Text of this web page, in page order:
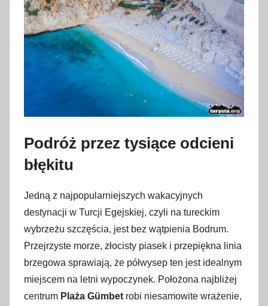
Podróż przez tysiące odcieni
błękitu
Jedną z najpopularniejszych wakacyjnych
destynacji w Turcji Egejskiej, czyli na tureckim
wybrzeżu szczęścia, jest bez wątpienia Bodrum.
Przejrzyste morze, złocisty piasek i przepiękna linia
brzegowa sprawiają, że półwysep ten jest idealnym
miejscem na letni wypoczynek. Położona najbliżej
centrum Plaża Gümbet robi niesamowite wrażenie,